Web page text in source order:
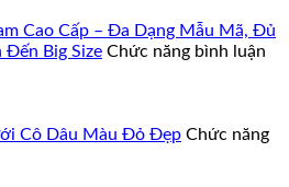
Cao Cấp – Đa Dạng Mẫu Mã, Đủ
Đến Big Size Chức năng bình luận
Cô Dâu Màu Đỏ Đẹp Chức năng